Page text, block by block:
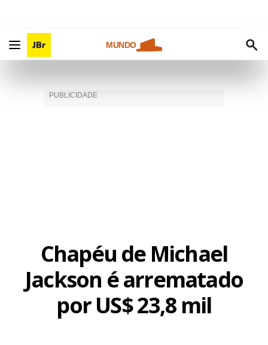
MUNDO
Chapéu de Michael
Jackson é arrematado
por US$ 23,8 mil